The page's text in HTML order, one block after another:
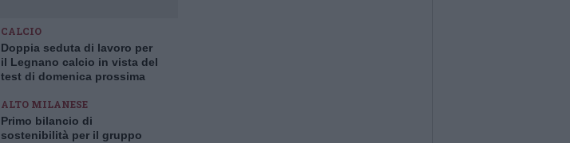
CALCIO
Doppia seduta di lavoro per
il Legnano calcio in vista del
test di domenica prossima
ALTO MILANESE
Primo bilancio di
sostenibilità per il gruppo